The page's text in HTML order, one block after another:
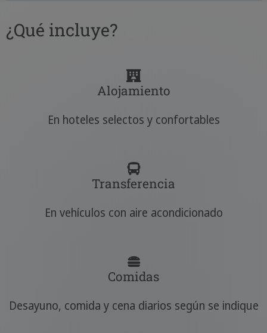
¿Qué incluye?
Alojamiento
En hoteles selectos y confortables
Transferencia
En vehículos con aire acondicionado
Comidas
Desayuno, comida y cena diarios según se indique